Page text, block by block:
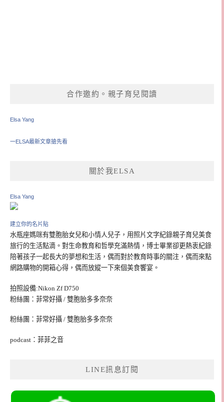
合作邀約。親子育兒閱讀
Elsa Yang
一ELSA最新文章搶先看
關於我ELSA
Elsa Yang
建立你的名片貼
水瓶座媽咪有雙胞胎女兒和小情人兒子，用照片文字紀錄親子育兒美食
旅行的生活點滴。對生命教育和哲學充滿熱情，博士畢業卻更熱衷紀錄
陪著孩子一起長大的夢想和生活，偶而對於教育時事的關注，偶而來點
網路購物的開箱心得，偶而放縱一下來個美食饗宴。
拍照設備:Nikon Zf D750
粉絲團：菲常好攝 / 雙胞胎多多奈奈
粉絲團：菲常好攝 / 雙胞胎多多奈奈
podcast：菲菲之音
LINE訊息訂閱